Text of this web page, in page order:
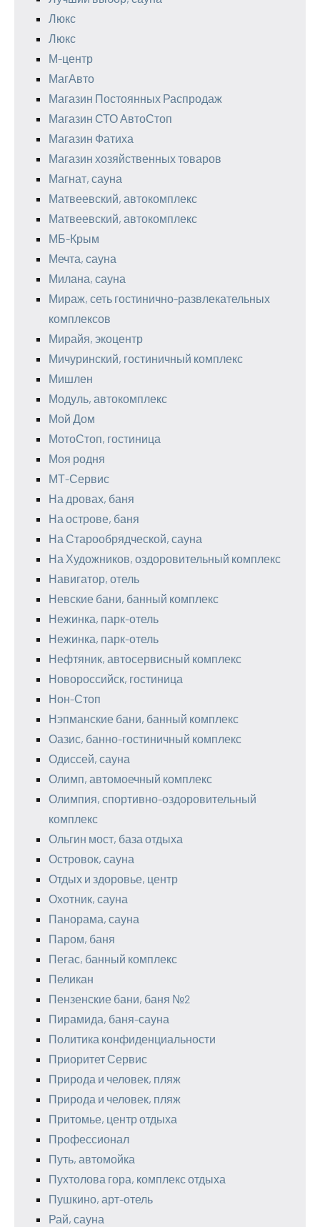
Люкс
Люкс
М-центр
МагАвто
Магазин Постоянных Распродаж
Магазин СТО АвтоСтоп
Магазин Фатиха
Магазин хозяйственных товаров
Магнат, сауна
Матвеевский, автокомплекс
Матвеевский, автокомплекс
МБ-Крым
Мечта, сауна
Милана, сауна
Мираж, сеть гостинично-развлекательных
комплексов
Мирайя, экоцентр
Мичуринский, гостиничный комплекс
Мишлен
Модуль, автокомплекс
Мой Дом
МотоСтоп, гостиница
Моя родня
МТ-Сервис
На дровах, баня
На острове, баня
На Старообрядческой, сауна
На Художников, оздоровительный комплекс
Навигатор, отель
Невские бани, банный комплекс
Нежинка, парк-отель
Нежинка, парк-отель
Нефтяник, автосервисный комплекс
Новороссийск, гостиница
Нон-Стоп
Нэпманские бани, банный комплекс
Оазис, банно-гостиничный комплекс
Одиссей, сауна
Олимп, автомоечный комплекс
Олимпия, спортивно-оздоровительный
комплекс
Ольгин мост, база отдыха
Островок, сауна
Отдых и здоровье, центр
Охотник, сауна
Панорама, сауна
Паром, баня
Пегас, банный комплекс
Пеликан
Пензенские бани, баня №2
Пирамида, баня-сауна
Политика конфиденциальности
Приоритет Сервис
Природа и человек, пляж
Природа и человек, пляж
Притомье, центр отдыха
Профессионал
Путь, автомойка
Пухтолова гора, комплекс отдыха
Пушкино, арт-отель
Рай, сауна